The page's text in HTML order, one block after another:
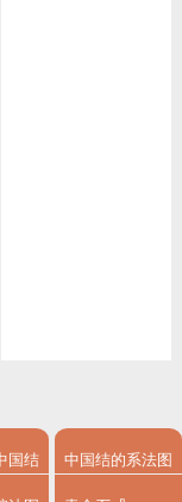
国结 中国结的系法图